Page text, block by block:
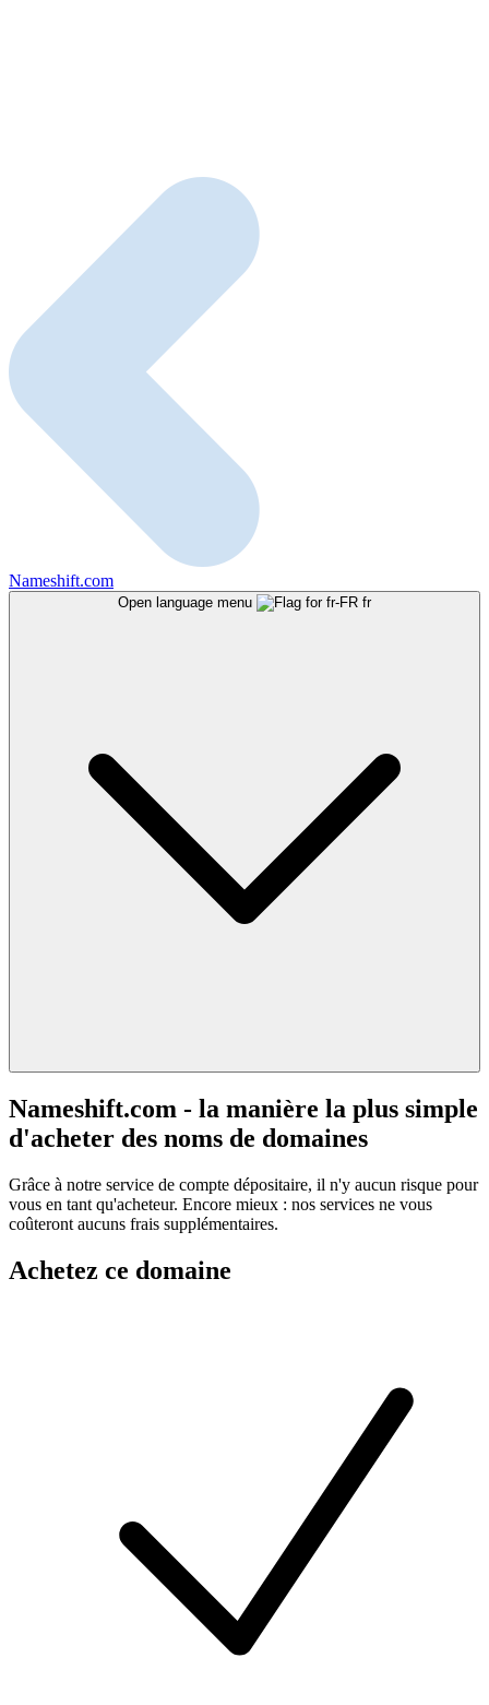
Nameshift.com
Open language menu fr
Nameshift.com - la manière la plus simple
d'acheter des noms de domaines
Grâce à notre service de compte dépositaire, il n'y aucun risque pour
vous en tant qu'acheteur. Encore mieux : nos services ne vous
coûteront aucuns frais supplémentaires.
Achetez ce domaine